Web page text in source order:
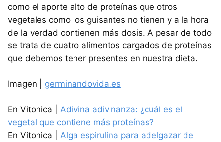
como el aporte alto de proteínas que otros
vegetales como los guisantes no tienen y a la hora
de la verdad contienen más dosis. A pesar de todo
se trata de cuatro alimentos cargados de proteínas
que debemos tener presentes en nuestra dieta.
Imagen | germinandovida.es
En Vitonica | Adivina adivinanza: ¿cuál es el
vegetal que contiene más proteínas?
En Vitonica | Alga espirulina para adelgazar de